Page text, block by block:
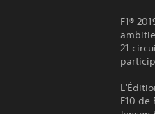
F1®
21
F10 de